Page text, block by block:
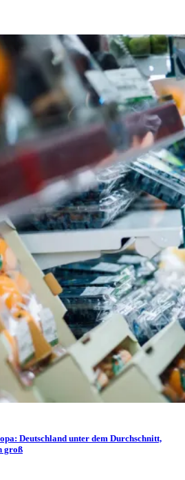
Deutschland unter dem Durchschnitt,
groß